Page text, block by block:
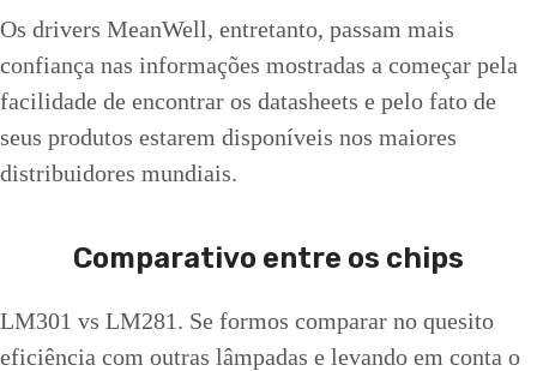
Os drivers MeanWell, entretanto, passam mais
confiança nas informações mostradas a começar pela
facilidade de encontrar os datasheets e pelo fato de
seus produtos estarem disponíveis nos maiores
distribuidores mundiais.
Comparativo entre os chips
LM301 vs LM281. Se formos comparar no quesito
eficiência com outras lâmpadas e levando em conta o